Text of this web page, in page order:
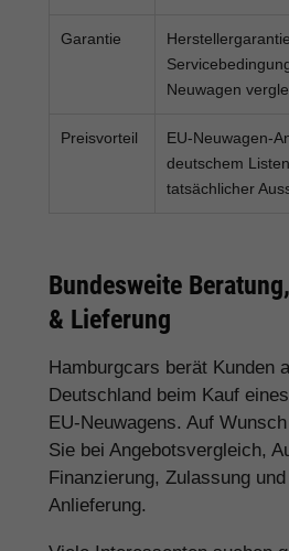
Garantie
Neuwagen
Preisvorteil
EU-Neuwagen-
deutschem
tatsächlicher
Bundesweite
& Lieferung
Hamburgcars berät Kunden
Deutschland beim Kauf
EU-Neuwagens. Auf
Sie bei Angebotsvergleich,
Finanzierung, Zulassung
Anlieferung.